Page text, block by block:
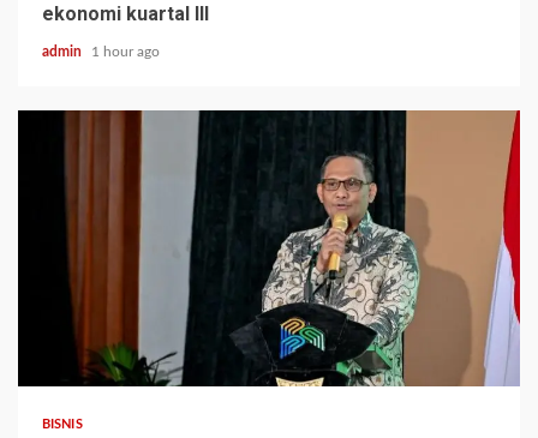
ekonomi kuartal III
admin 1 hour ago
BISNIS